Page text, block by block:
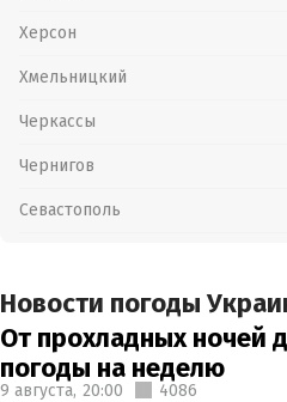
Херсон
Хмельницкий
Черкассы
Чернигов
Севастополь
Новости погоды
От прохладных ночей
погоды на неделю
9 августа, 20:00 4086